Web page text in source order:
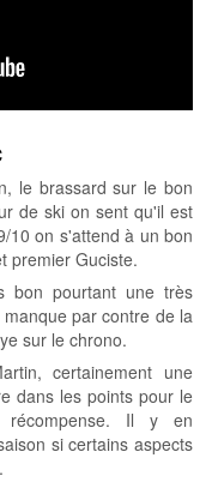
le brassard sur le bon
de ski on sent qu'il est
10 on s'attend à un bon
premier Guciste.
bon pourtant une très
par contre de la
sur le chrono.
certainement une
dans les points pour le
récompense. Il y en
si certains aspects